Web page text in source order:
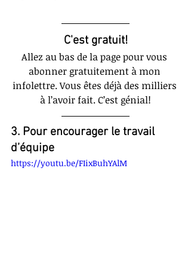
C'est gratuit!
Allez au bas de la page pour vous
abonner gratuitement à mon
infolettre. Vous êtes déjà des milliers
à l’avoir fait. C’est génial!
3. Pour encourager le travail
d’équipe
https://youtu.be/FIixBuhYAlM